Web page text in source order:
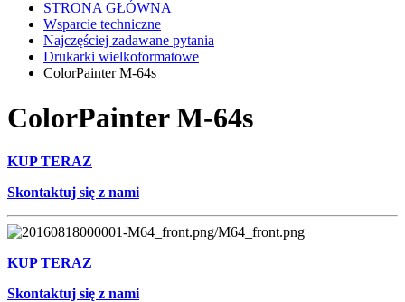
STRONA GŁÓWNA
Wsparcie techniczne
Najczęściej zadawane pytania
Drukarki wielkoformatowe
ColorPainter M-64s
ColorPainter M-64s
KUP TERAZ
Skontaktuj się z nami
KUP TERAZ
Skontaktuj się z nami